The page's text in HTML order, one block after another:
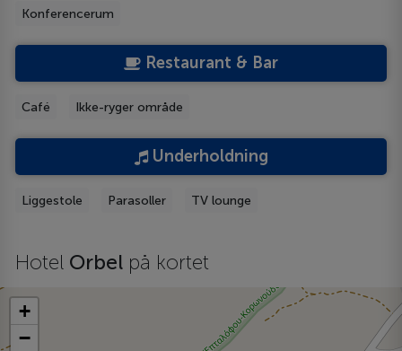
Konferencerum
Restaurant & Bar
Café Ikke-ryger område
Underholdning
Liggestole Parasoller TV lounge
Hotel Orbel på kortet
+
−